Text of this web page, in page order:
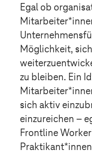
Egal ob
Möglichkeit,
zu bleiben. Ein
sich aktiv
einzureichen –
Frontline